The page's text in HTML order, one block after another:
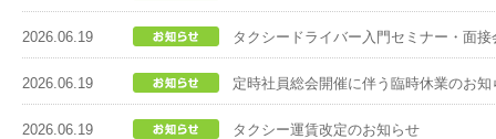
2026.06.19 タクシードライバー入門セミナー・面
2026.06.19 定時社員総会開催に伴う臨時休業のお
2026.06.19 タクシー運賃改定のお知らせ